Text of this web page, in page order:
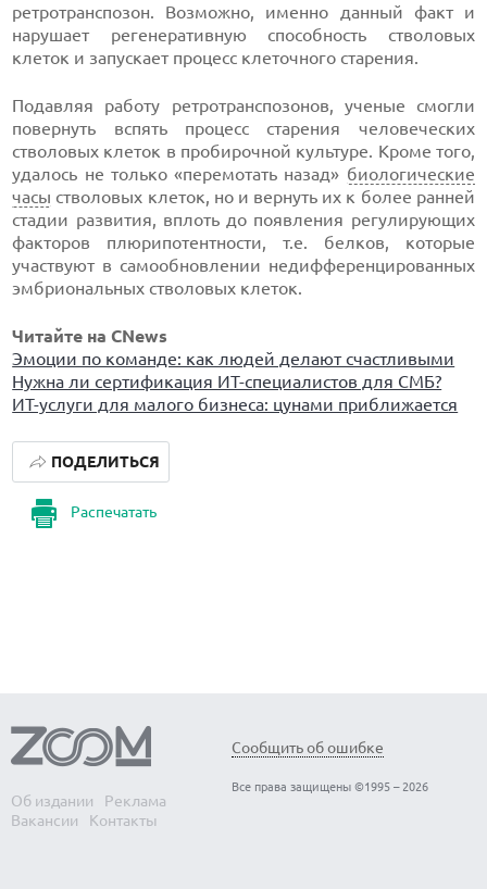
ретротранспозон. Возможно, именно данный факт и
нарушает регенеративную способность стволовых
клеток и запускает процесс клеточного старения.
Подавляя работу ретротранспозонов, ученые смогли
повернуть вспять процесс старения человеческих
стволовых клеток в пробирочной культуре. Кроме того,
удалось не только «перемотать назад» биологические
часы стволовых клеток, но и вернуть их к более ранней
стадии развития, вплоть до появления регулирующих
факторов плюрипотентности, т.е. белков, которые
участвуют в самообновлении недифференцированных
эмбриональных стволовых клеток.
Читайте на CNews
Эмоции по команде: как людей делают счастливыми
Нужна ли сертификация ИТ-специалистов для СМБ?
ИТ-услуги для малого бизнеса: цунами приближается
Распечатать
ПОДЕЛИТЬСЯ
Об издании
Реклама
Вакансии
Контакты
Сообщить об ошибке
Все права защищены ©1995 – 2026